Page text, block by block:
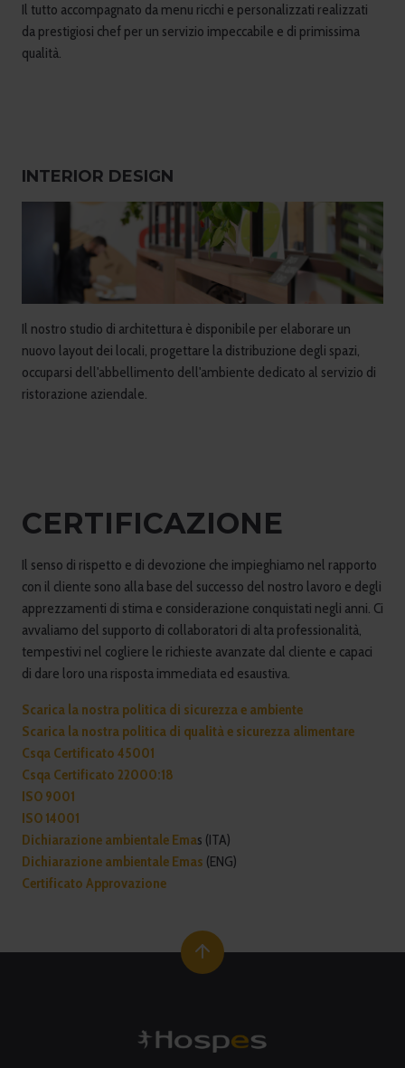
Il tutto accompagnato da menu ricchi e personalizzati realizzati
da prestigiosi chef per un servizio impeccabile e di primissima
qualità.
INTERIOR DESIGN
Il nostro studio di architettura è disponibile per elaborare un
nuovo layout dei locali, progettare la distribuzione degli spazi,
occuparsi dell'abbellimento dell'ambiente dedicato al servizio di
ristorazione aziendale.
CERTIFICAZIONE
Il senso di rispetto e di devozione che impieghiamo nel rapporto
con il cliente sono alla base del successo del nostro lavoro e degli
apprezzamenti di stima e considerazione conquistati negli anni. Ci
avvaliamo del supporto di collaboratori di alta professionalità,
tempestivi nel cogliere le richieste avanzate dal cliente e capaci
di dare loro una risposta immediata ed esaustiva.
Scarica la nostra politica di sicurezza e ambiente
Scarica la nostra politica di qualità e sicurezza alimentare
Csqa Certificato 45001
Csqa Certificato 22000:18
ISO 9001
ISO 14001
Dichiarazione ambientale Emas (ITA)
Dichiarazione ambientale Emas (ENG)
Certificato Approvazione